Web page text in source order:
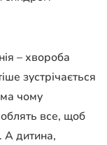
– хвороба
зустрічається
чому
все, щоб
А дитина,